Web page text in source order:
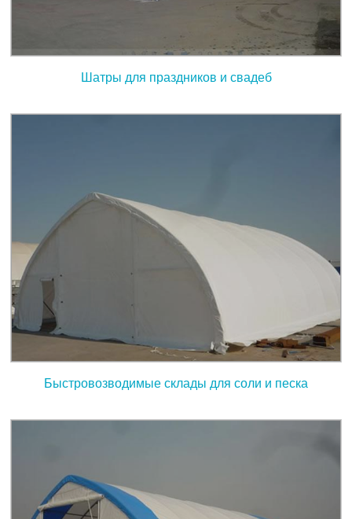
Шатры для праздников и свадеб
Быстровозводимые склады для соли и песка